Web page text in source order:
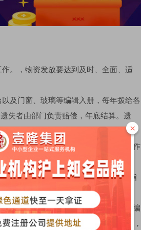
。，物资发放要达到及时、全面、适
及门窗、玻璃等编辑入册，每年拨给各
失者由部门负责赔偿，年底结算。遗
分。
免妨碍公司的各项工作进程。维修工作
后，并请示部门经理后，做出具体的指
经理审查。财务部经理依据该计找g，编
由总经理裁定，超过1万元的维修项目，
×